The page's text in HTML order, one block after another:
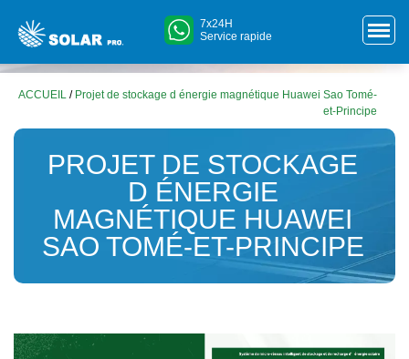
7x24H
Service rapide
ACCUEIL / Projet de stockage d énergie magnétique Huawei Sao Tomé-
et-Principe
PROJET DE STOCKAGE
D ÉNERGIE
MAGNÉTIQUE HUAWEI
SAO TOMÉ-ET-PRINCIPE